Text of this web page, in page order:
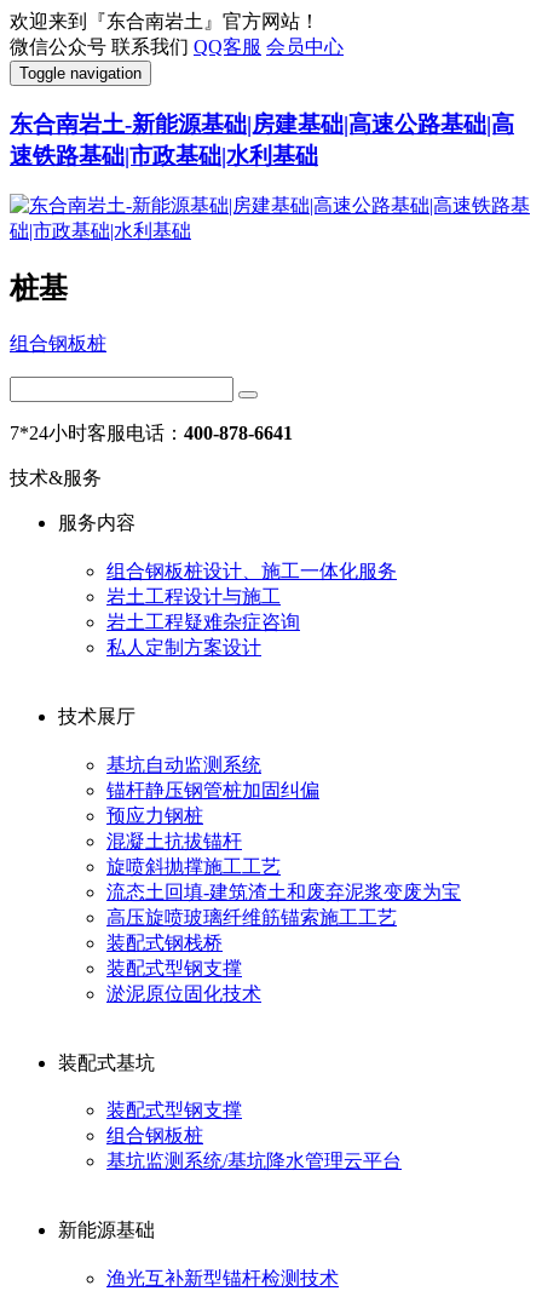
欢迎来到『东合南岩土』官方网站！
微信公众号 联系我们 QQ客服 会员中心
Toggle navigation
东合南岩土-新能源基础|房建基础|高速公路基础|高
速铁路基础|市政基础|水利基础
桩基
组合钢板桩
7*24小时客服电话： 400-878-6641
技术&服务
服务内容
组合钢板桩设计、施工一体化服务
岩土工程设计与施工
岩土工程疑难杂症咨询
私人定制方案设计
技术展厅
基坑自动监测系统
锚杆静压钢管桩加固纠偏
预应力钢桩
混凝土抗拔锚杆
旋喷斜抛撑施工工艺
流态土回填-建筑渣土和废弃泥浆变废为宝
高压旋喷玻璃纤维筋锚索施工工艺
装配式钢栈桥
装配式型钢支撑
淤泥原位固化技术
装配式基坑
装配式型钢支撑
组合钢板桩
基坑监测系统/基坑降水管理云平台
新能源基础
渔光互补新型锚杆检测技术